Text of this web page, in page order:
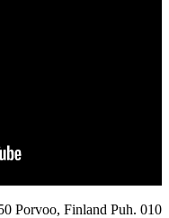
Porvoo, Finland Puh. 010